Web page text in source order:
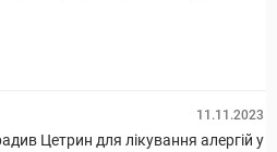
11.11.2023
Цетрин для лікування алергій у